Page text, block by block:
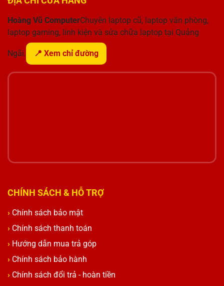
Hoàng Vũ ComputerChuyên laptop cũ, laptop văn phòng,
laptop gaming, linh kiện và sửa chữa laptop tại Quảng
Ngãi. 📍 Xem chỉ đường
CHÍNH SÁCH & HỖ TRỢ
Chính sách bảo mật
Chính sách thanh toán
Hướng dẫn mua trả góp
Chính sách bảo hành
Chính sách đổi trả - hoàn tiền